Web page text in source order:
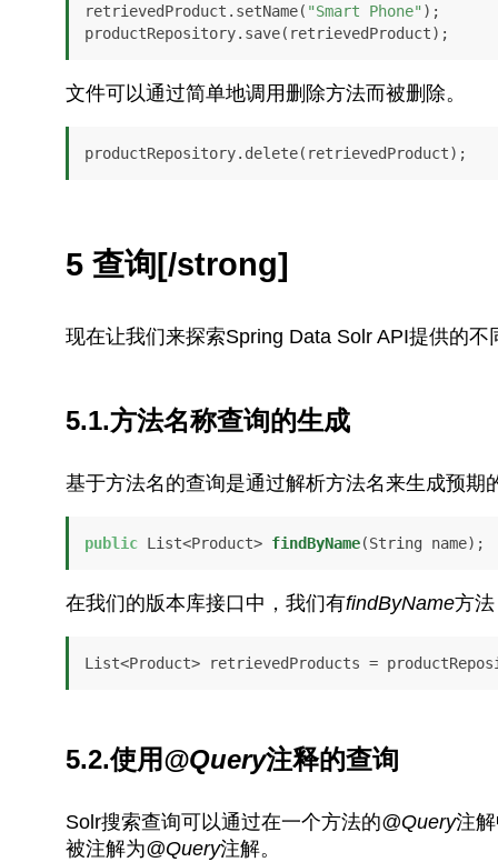
retrievedProduct.setName( "Smart Phone" );
productRepository.save(retrievedProduct);
文件可以通过简单地调用删除方法而被删除。
productRepository.delete(retrievedProduct);
5 查询[/strong]
现在让我们来探索Spring Data Solr API提供的不
5.1.方法名称查询的生成
基于方法名的查询是通过解析方法名来生成预期
public List<Product> findByName(String name) ;
在我们的版本库接口中，我们有findByName方
List<Product> retrievedProducts =
5.2.使用@Query注释的查询
Solr搜索查询可以通过在一个方法的@Query注
被注解为@Query注解。